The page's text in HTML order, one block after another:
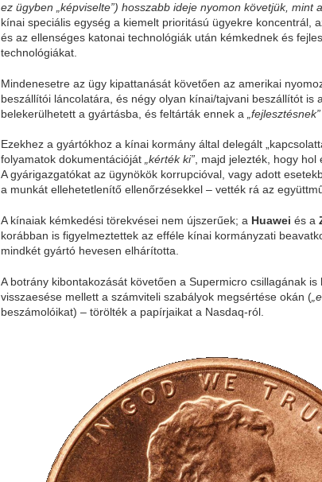
ez ügyben „képviselte”) hosszabb ideje nyomon követjük, mint
kínai speciális egység a kiemelt prioritású ügyekre koncentrál,
és az ellenséges katonai technológiák után kémkednek és
technológiákat.
Mindenesetre az ügy kipattanását követően az amerikai
beszállítói láncolatára, és négy olyan kínai/tajvani beszállítót is
belekerülhetett a gyártásba, és feltárták ennek a
„fejlesztésnek”
Ezekhez a gyártókhoz a kínai kormány által delegált
folyamatok dokumentációját „kérték ki”, majd jelezték, hogy hol
A gyárigazgatókat az ügynökök korrupcióval, vagy adott
a munkát ellehetetlenítő ellenőrzésekkel – vették rá az
A kínaiak kémkedési törekvései nem újszerűek; a Huawei és a
korábban is figyelmeztettek az efféle kínai kormányzati
mindkét gyártó hevesen elhárította.
A botrány kibontakozását követően a Supermicro csillagának
visszaesése mellett a számviteli szabályok megsértése okán (
beszámolóikat) – törölték a papírjaikat a Nasdaq-ról.